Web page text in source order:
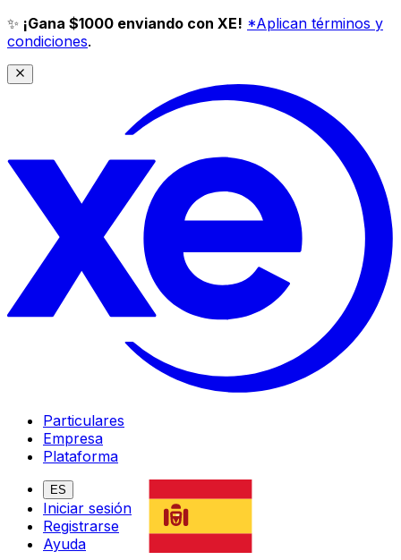
✨ ¡Gana $1000 enviando con XE! *Aplican términos y
condiciones.
Particulares
Empresa
Plataforma
ES
Iniciar sesión
Registrarse
Ayuda